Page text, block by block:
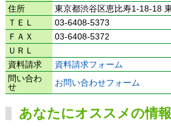
住所
東京都渋谷区恵比寿1-18-18
ＴＥＬ
03-6408-5373
ＦＡＸ
03-6408-5372
ＵＲＬ
資料請求
資料請求フォーム
問い合わ
せ
お問い合わせフォーム
あなたにオススメの情報